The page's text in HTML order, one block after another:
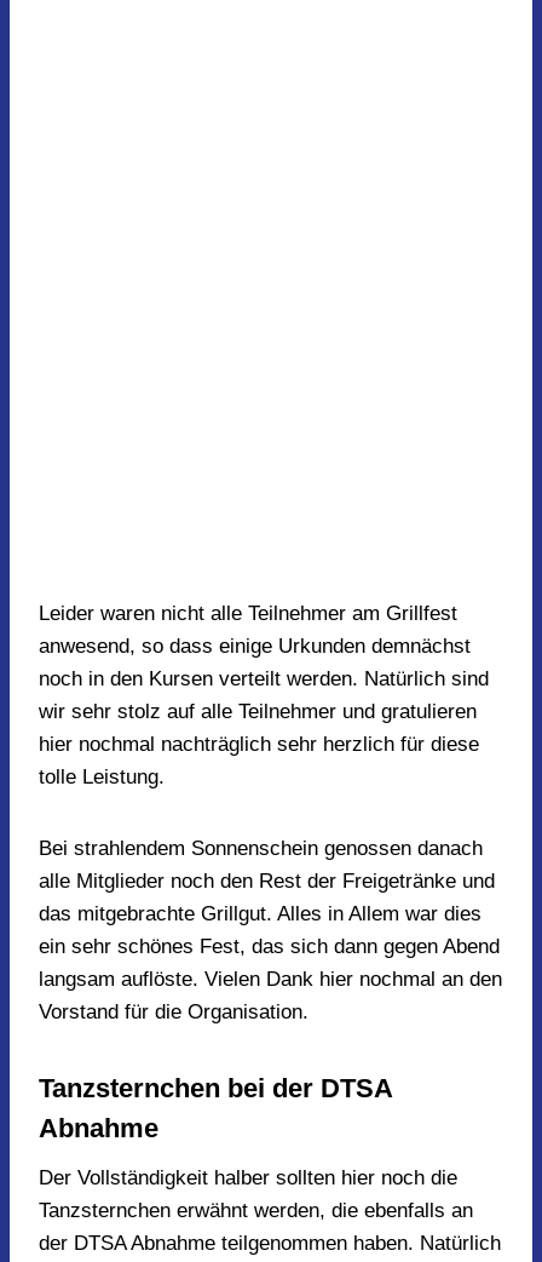
Leider waren nicht alle Teilnehmer am Grillfest
anwesend, so dass einige Urkunden demnächst
noch in den Kursen verteilt werden. Natürlich sind
wir sehr stolz auf alle Teilnehmer und gratulieren
hier nochmal nachträglich sehr herzlich für diese
tolle Leistung.
Bei strahlendem Sonnenschein genossen danach
alle Mitglieder noch den Rest der Freigetränke und
das mitgebrachte Grillgut. Alles in Allem war dies
ein sehr schönes Fest, das sich dann gegen Abend
langsam auflöste. Vielen Dank hier nochmal an den
Vorstand für die Organisation.
Tanzsternchen bei der DTSA
Abnahme
Der Vollständigkeit halber sollten hier noch die
Tanzsternchen erwähnt werden, die ebenfalls an
der DTSA Abnahme teilgenommen haben. Natürlich